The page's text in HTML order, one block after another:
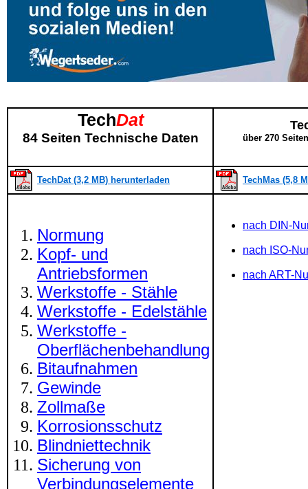
TechDat
84 Seiten Technische Daten über 270
TechDat (3,2 MB) herunterladen TechMas (5,8
Normung
Kopf- und
Antriebsformen
Werkstoffe - Stähle
Werkstoffe - Edelstähle
Werkstoffe -
Oberflächenbehandlung
Bitaufnahmen
Gewinde
Zollmaße
Korrosionsschutz
Blindniettechnik
Sicherung von
Verbindungselemente
nach DIN-
nach ISO-
nach ART-